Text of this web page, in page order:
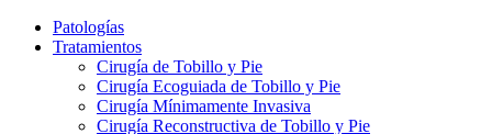
Patologías
Tratamientos
Cirugía de Tobillo y Pie
Cirugía Ecoguiada de Tobillo y Pie
Cirugía Mínimamente Invasiva
Cirugía Reconstructiva de Tobillo y Pie